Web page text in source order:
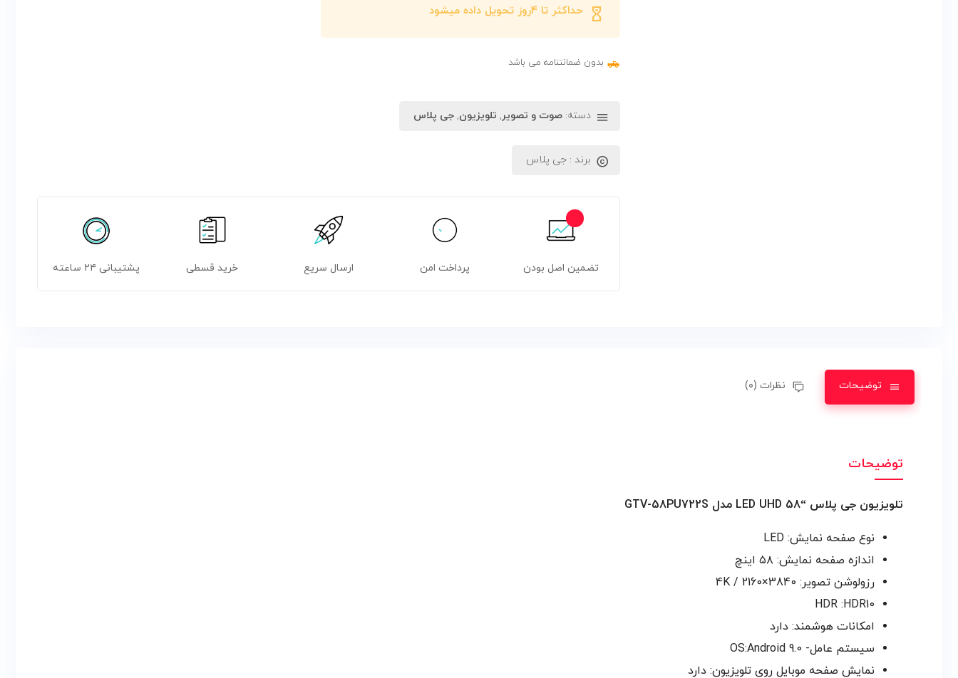
حداکثر تا ۴روز تحویل داده میشود
بدون ضمانتنامه می باشد
دسته: صوت و تصویر, تلویزیون, جی پلاس
برند : جی پلاس
تضمین اصل بودن پرداخت امن ارسال سریع خرید قسطی پشتیبانی ۲۴ ساعته
توضیحات نظرات (۰)
توضیحات
تلویزیون جی پلاس “58 LED UHD مدل GTV-58PU722S
نوع صفحه نمایش: LED
اندازه صفحه نمایش: ۵۸ اینچ
رزولوشن تصویر: 3840×2160 / 4K
HDR :HDR10
امکانات هوشمند: دارد
سیستم عامل- OS:Android 9.0
نمایش صفحه موبایل روی تلویزیون: دارد